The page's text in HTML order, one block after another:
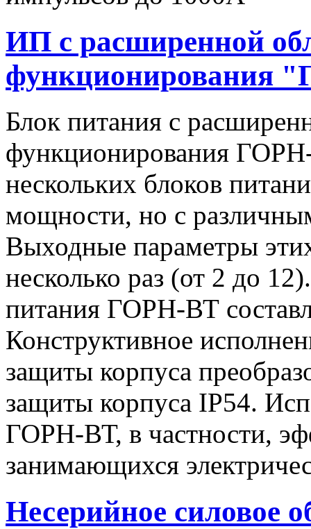
ИП с расширенной
функционирования
Блок питания с
функционирования
нескольких блоков
мощности, но с
Выходные параметры
несколько раз (от 2 до
питания ГОРН-ВТ
Конструктивное
защиты корпуса
защиты корпуса IP54.
ГОРН-ВТ, в частности,
занимающихся
Несерийное силовое